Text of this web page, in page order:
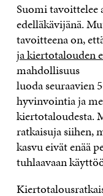
Suomi tavoittelee
edelläkävijänä.
tavoitteena on,
ja kiertotalouden
mahdollisuus
luoda seuraavien
hyvinvointia ja
kiertotaloudesta.
ratkaisuja siihen,
kasvu eivät enää
tuhlaavaan